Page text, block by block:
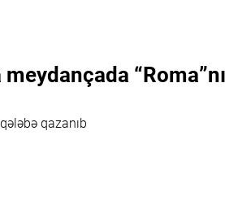
“Roma”nı
qazanıb